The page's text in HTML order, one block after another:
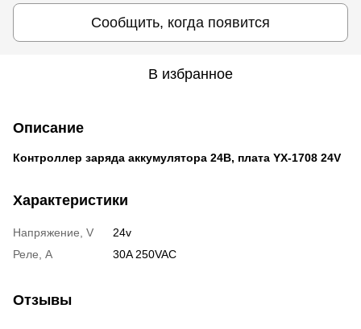
Сообщить, когда появится
В избранное
Описание
Контроллер заряда аккумулятора 24В, плата YX-1708 24V
Характеристики
Напряжение, V
24v
Реле, A
30A 250VAC
Отзывы